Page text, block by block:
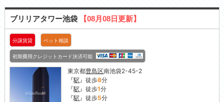
ブリリアタワー池袋 【08月08日更新】
分譲賃貸 ペット相談
初期費用クレジットカード決済可能
東京都豊島区南池袋2-45-2
『駅 』徒歩8分
『駅 』徒歩1分
『駅 』徒歩5分